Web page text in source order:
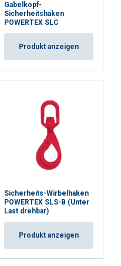
Gabelkopf-
Sicherheitshaken
POWERTEX SLC
Produkt anzeigen
Sicherheits-Wirbelhaken
POWERTEX SLS-B (Unter
Last drehbar)
Produkt anzeigen